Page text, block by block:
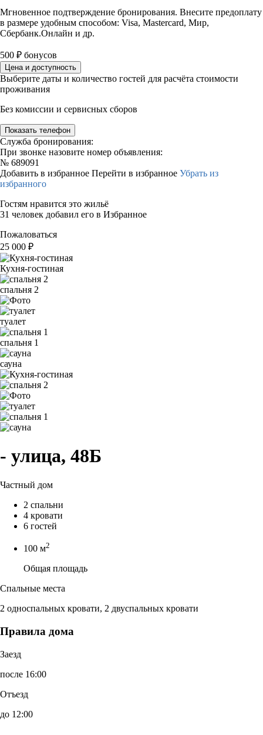
Мгновенное подтверждение бронирования. Внесите предоплату
в размере удобным способом: Visa, Mastercard, Мир,
Сбербанк.Онлайн и др.
500 ₽ бонусов
Цена и доступность
Выберите даты и количество гостей для расчёта стоимости
проживания
Без комиссии и сервисных сборов
Показать телефон
Служба бронирования:
При звонке назовите номер объявления:
№ 689091
Добавить в избранное Перейти в избранное Убрать из
избранного
Гостям нравится это жильё
31 человек добавил его в Избранное
Пожаловаться
25 000 ₽
Кухня-гостиная
спальня 2
туалет
спальня 1
сауна
- улица, 48Б
Частный дом
2 спальни
4 кровати
6 гостей
100 м2
Общая площадь
Спальные места
2 односпальных кровати, 2 двуспальных кровати
Правила дома
Заезд
после 16:00
Отъезд
до 12:00